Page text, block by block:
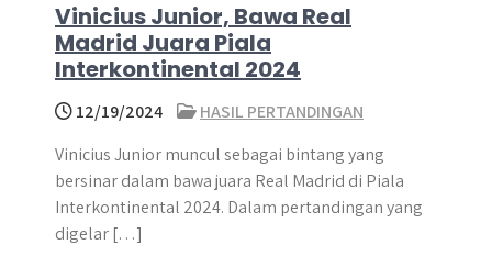
Vinicius Junior, Bawa Real
Madrid Juara Piala
Interkontinental 2024
12/19/2024
HASIL PERTANDINGAN
Vinicius Junior muncul sebagai bintang yang
bersinar dalam bawa juara Real Madrid di Piala
Interkontinental 2024. Dalam pertandingan yang
digelar […]